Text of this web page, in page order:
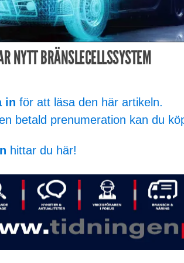
NYTT BRÄNSLECELLSSYSTEM
in för att läsa den här artikeln.
betald prenumeration kan du
hittar du här!